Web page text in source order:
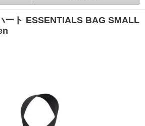
ト ESSENTIALS BAG SMALL